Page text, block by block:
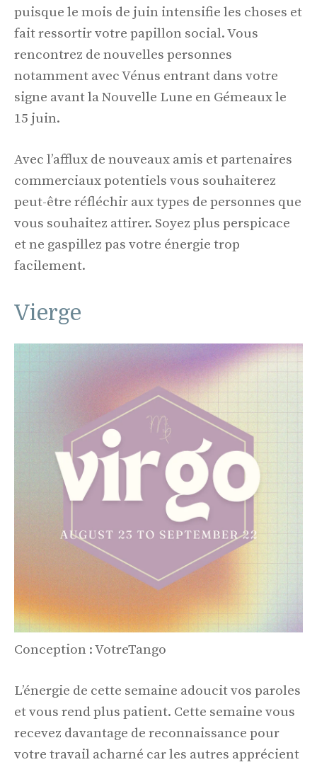
puisque le mois de juin intensifie les choses et
fait ressortir votre papillon social. Vous
rencontrez de nouvelles personnes
notamment avec Vénus entrant dans votre
signe avant la Nouvelle Lune en Gémeaux le
15 juin.
Avec l’afflux de nouveaux amis et partenaires
commerciaux potentiels vous souhaiterez
peut-être réfléchir aux types de personnes que
vous souhaitez attirer. Soyez plus perspicace
et ne gaspillez pas votre énergie trop
facilement.
Vierge
Conception : VotreTango
L’énergie de cette semaine adoucit vos paroles
et vous rend plus patient. Cette semaine vous
recevez davantage de reconnaissance pour
votre travail acharné car les autres apprécient